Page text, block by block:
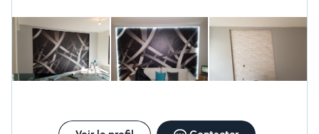
jardinage 15 ans d'expérience dans la domaine du
bâtiment